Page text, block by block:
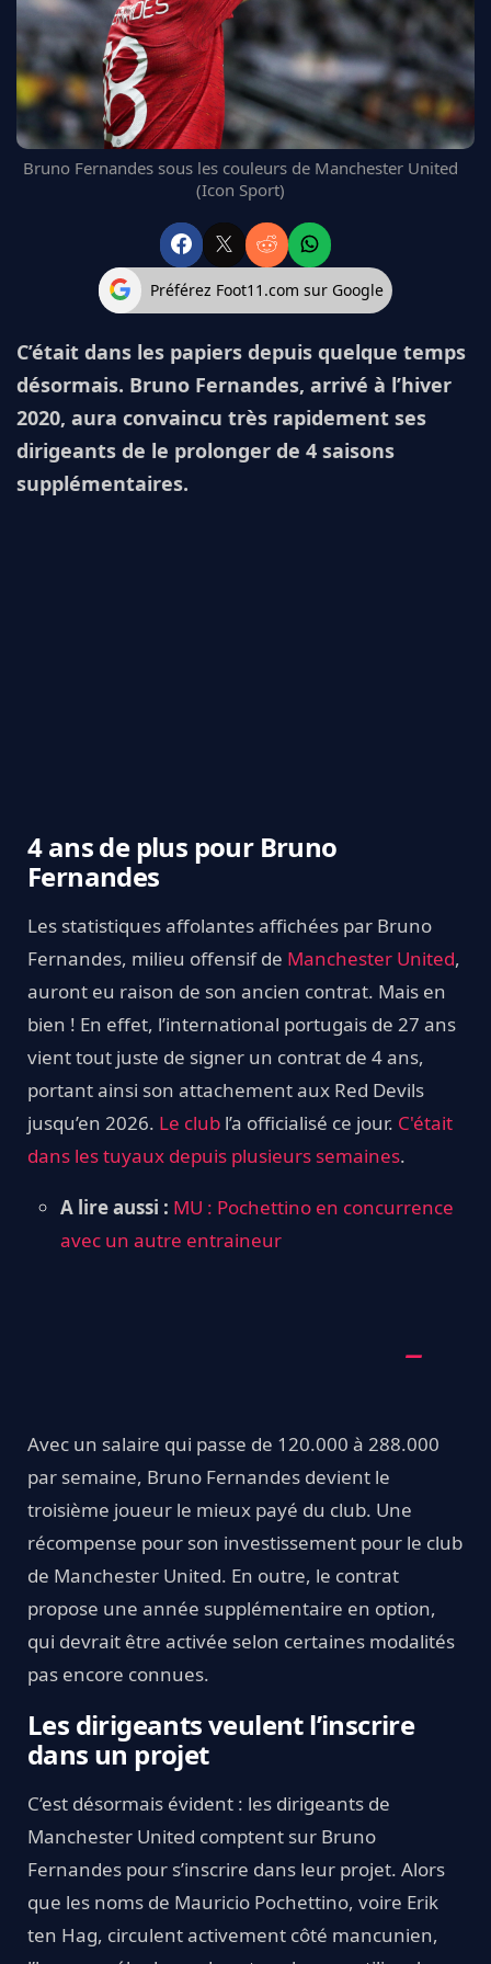
FC BARCELONE
MANCHESTER UNITED
CHELSEA
ARSENAL
BAYERN
L'AVIS DE LA RÉDAC'
Bruno Fernandes sous les couleurs de Manchester United
(Icon Sport)
Préférez Foot11.com sur Google
C’était dans les papiers depuis quelque temps
désormais. Bruno Fernandes, arrivé à l’hiver
2020, aura convaincu très rapidement ses
dirigeants de le prolonger de 4 saisons
supplémentaires.
4 ans de plus pour Bruno
Fernandes
Les statistiques affolantes affichées par Bruno
Fernandes, milieu offensif de Manchester United,
auront eu raison de son ancien contrat. Mais en
bien ! En effet, l’international portugais de 27 ans
vient tout juste de signer un contrat de 4 ans,
portant ainsi son attachement aux Red Devils
jusqu’en 2026. Le club l’a officialisé ce jour. C'était
dans les tuyaux depuis plusieurs semaines.
A lire aussi : MU : Pochettino en concurrence
avec un autre entraineur
Avec un salaire qui passe de 120.000 à 288.000
par semaine, Bruno Fernandes devient le
troisième joueur le mieux payé du club. Une
récompense pour son investissement pour le club
de Manchester United. En outre, le contrat
propose une année supplémentaire en option,
qui devrait être activée selon certaines modalités
pas encore connues.
Les dirigeants veulent l’inscrire
dans un projet
C’est désormais évident : les dirigeants de
Manchester United comptent sur Bruno
Fernandes pour s’inscrire dans leur projet. Alors
que les noms de Mauricio Pochettino, voire Erik
ten Hag, circulent activement côté mancunien,